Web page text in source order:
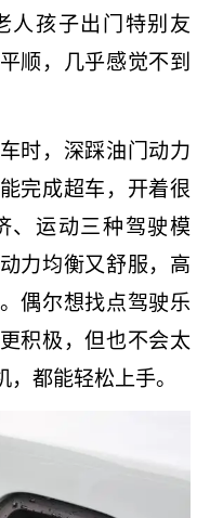
人孩子出门特别友
顺，几乎感觉不到
时，深踩油门动力
完成超车，开着很
、运动三种驾驶模
力均衡又舒服，高
偶尔想找点驾驶乐
积极，但也不会太
都能轻松上手。